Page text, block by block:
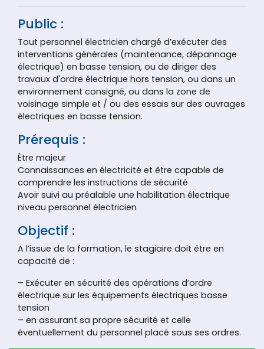
Public :
Tout personnel électricien chargé d’exécuter des
interventions générales (maintenance, dépannage
électrique) en basse tension, ou de diriger des
travaux d'ordre électrique hors tension, ou dans un
environnement consigné, ou dans la zone de
voisinage simple et / ou des essais sur des ouvrages
électriques en basse tension.
Prérequis :
Être majeur
Connaissances en électricité et être capable de
comprendre les instructions de sécurité
Avoir suivi au préalable une habilitation électrique
niveau personnel électricien
Objectif :
A l’issue de la formation, le stagiaire doit être en
capacité de :
– Exécuter en sécurité des opérations d’ordre
électrique sur les équipements électriques basse
tension
– en assurant sa propre sécurité et celle
éventuellement du personnel placé sous ses ordres.